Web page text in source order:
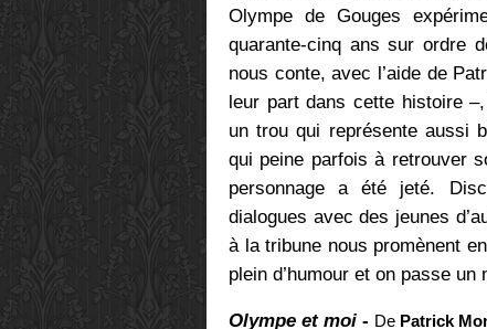
Olympe de Gouges
quarante-cinq ans sur ordre
nous conte, avec l’aide de
leur part dans cette histoire
un trou qui représente aussi
qui peine parfois à retrouver
personnage a été jeté.
dialogues avec des jeunes
à la tribune nous promènent
plein d’humour et on passe
Olympe et moi - De Patrick